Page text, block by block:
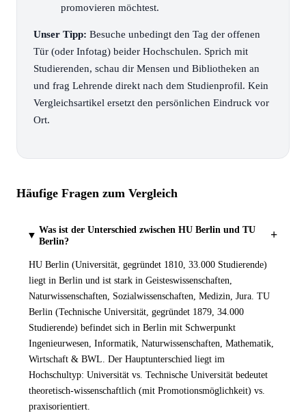
promovieren möchtest.
Unser Tipp: Besuche unbedingt den Tag der offenen
Tür (oder Infotag) beider Hochschulen. Sprich mit
Studierenden, schau dir Mensen und Bibliotheken an
und frag Lehrende direkt nach dem Studienprofil. Kein
Vergleichsartikel ersetzt den persönlichen Eindruck vor
Ort.
Häufige Fragen zum Vergleich
Was ist der Unterschied zwischen HU Berlin und TU
Berlin?
+
HU Berlin (Universität, gegründet 1810, 33.000 Studierende)
liegt in Berlin und ist stark in Geisteswissenschaften,
Naturwissenschaften, Sozialwissenschaften, Medizin, Jura. TU
Berlin (Technische Universität, gegründet 1879, 34.000
Studierende) befindet sich in Berlin mit Schwerpunkt
Ingenieurwesen, Informatik, Naturwissenschaften, Mathematik,
Wirtschaft & BWL. Der Hauptunterschied liegt im
Hochschultyp: Universität vs. Technische Universität bedeutet
theoretisch-wissenschaftlich (mit Promotionsmöglichkeit) vs.
praxisorientiert.